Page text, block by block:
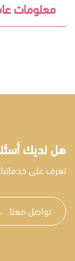
معلومات
هل لديك
تعرف على خدماتنا
تواصل معنا